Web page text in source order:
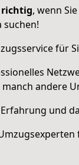
richtig, wenn
für
andere
Erfahrung und